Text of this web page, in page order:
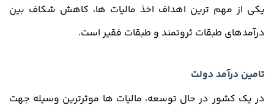
یکی از مهم ترین اهداف اخذ مالیات ها، کاهش شکاف بین
درآمدهای طبقات ثروتمند و طبقات فقیر است.
تامین درآمد دولت
در یک کشور در حال توسعه، مالیات­ ها موثرترین وسیله جهت